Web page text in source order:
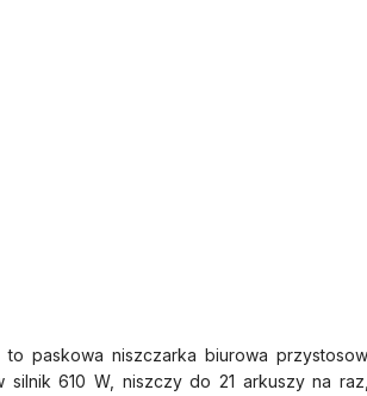
to paskowa niszczarka biurowa
610 W, niszczy do 21 arkuszy na